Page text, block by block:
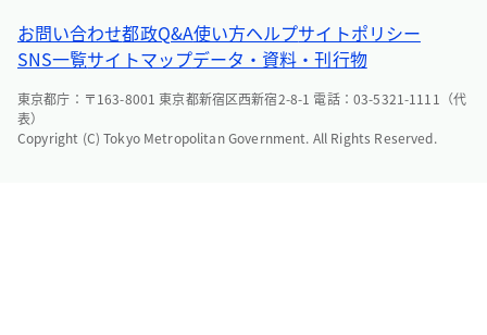
お問い合わせ都政Q&A使い方ヘルプサイトポリシー
SNS一覧サイトマップデータ・資料・刊行物
東京都庁：〒163-8001 東京都新宿区西新宿2-8-1 電話：03-5321-1111（代
表）
Copyright (C) Tokyo Metropolitan Government. All Rights Reserved.